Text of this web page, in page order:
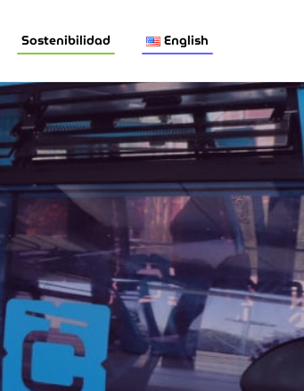
Sostenibilidad English